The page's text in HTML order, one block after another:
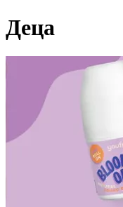
Деца